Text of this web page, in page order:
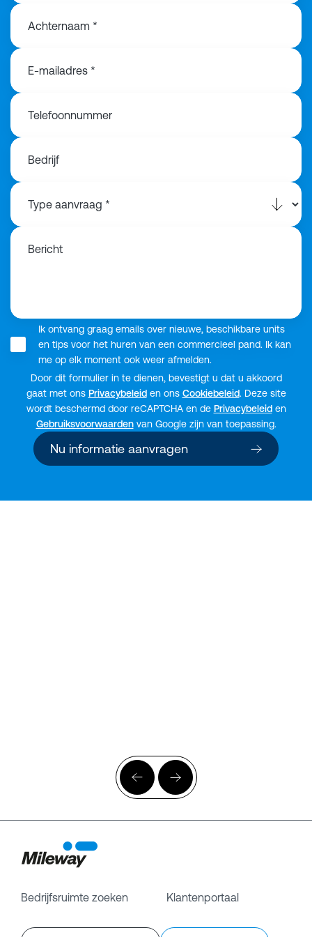
Achternaam *
E-mailadres *
Telefoonnummer
Bedrijf
Bericht
Ik ontvang graag emails over nieuwe, beschikbare units
en tips voor het huren van een commercieel pand. Ik kan
me op elk moment ook weer afmelden.
Door dit formulier in te dienen, bevestigt u dat u akkoord
gaat met ons Privacybeleiden ons Cookiebeleid. Deze site
wordt beschermd door reCAPTCHA en de Privacybeleiden
Gebruiksvoorwaardenvan Google zijn van toepassing.
Nu informatie aanvragen
Bedrijfsruimte zoeken Klantenportaal